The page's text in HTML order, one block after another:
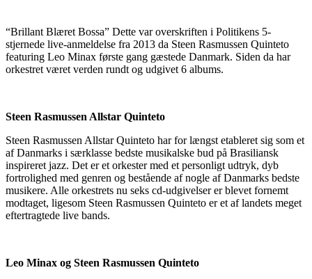
“Brillant Blæret Bossa” Dette var overskriften i Politikens 5-
stjernede live-anmeldelse fra 2013 da Steen Rasmussen Quinteto
featuring Leo Minax første gang gæstede Danmark. Siden da har
orkestret været verden rundt og udgivet 6 albums.
Steen Rasmussen Allstar Quinteto
Steen Rasmussen Allstar Quinteto har for længst etableret sig som et
af Danmarks i særklasse bedste musikalske bud på Brasiliansk
inspireret jazz. Det er et orkester med et personligt udtryk, dyb
fortrolighed med genren og bestående af nogle af Danmarks bedste
musikere. Alle orkestrets nu seks cd-udgivelser er blevet fornemt
modtaget, ligesom Steen Rasmussen Quinteto er et af landets meget
eftertragtede live bands.
Leo Minax og Steen Rasmussen Quinteto